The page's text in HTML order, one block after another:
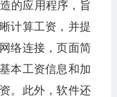
的应用程序，旨
计算工资，并提
络连接，页面简
本工资信息和加
。此外，软件还